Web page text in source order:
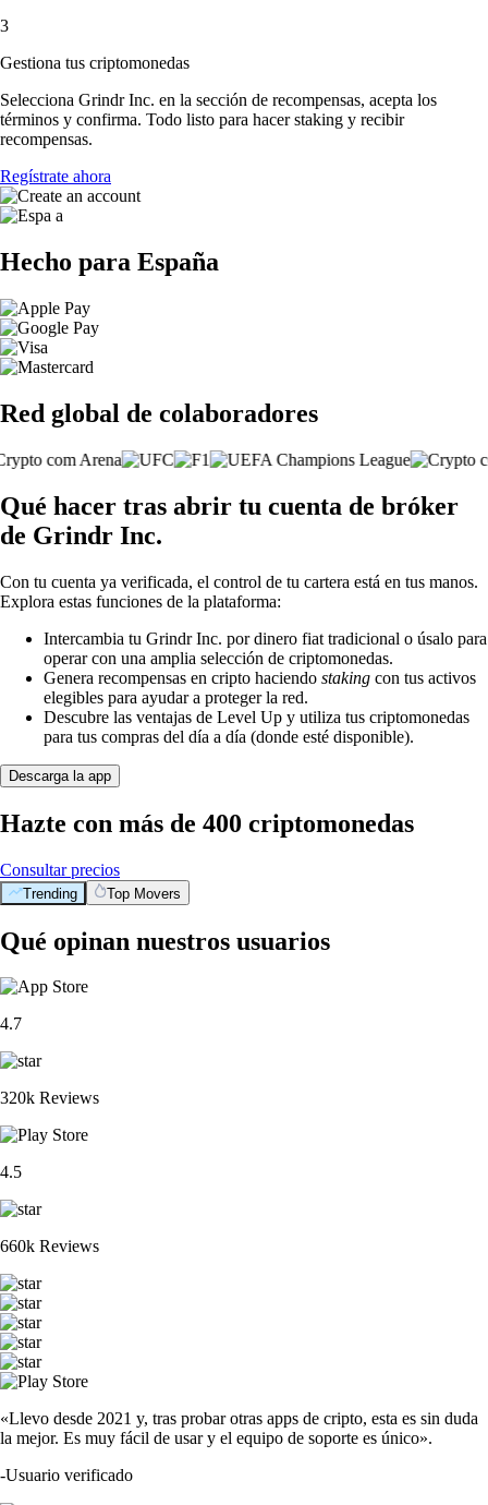
3
Gestiona tus criptomonedas
Selecciona Grindr Inc. en la sección de recompensas, acepta los
términos y confirma. Todo listo para hacer staking y recibir
recompensas.
Regístrate ahora
Hecho para España
Red global de colaboradores
Qué hacer tras abrir tu cuenta de bróker
de Grindr Inc.
Con tu cuenta ya verificada, el control de tu cartera está en tus manos.
Explora estas funciones de la plataforma:
Intercambia tu Grindr Inc. por dinero fiat tradicional o úsalo para
operar con una amplia selección de criptomonedas.
Genera recompensas en cripto haciendo staking con tus activos
elegibles para ayudar a proteger la red.
Descubre las ventajas de Level Up y utiliza tus criptomonedas
para tus compras del día a día (donde esté disponible).
Descarga la app
Hazte con más de 400 criptomonedas
Consultar precios
Trending Top Movers
Qué opinan nuestros usuarios
4.7
320k Reviews
4.5
660k Reviews
«Llevo desde 2021 y, tras probar otras apps de cripto, esta es sin duda
la mejor. Es muy fácil de usar y el equipo de soporte es único».
-Usuario verificado